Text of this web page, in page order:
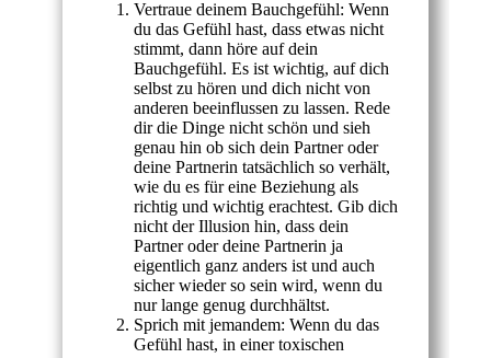
Vertraue deinem Bauchgefühl: Wenn
du das Gefühl hast, dass etwas nicht
stimmt, dann höre auf dein
Bauchgefühl. Es ist wichtig, auf dich
selbst zu hören und dich nicht von
anderen beeinflussen zu lassen. Rede
dir die Dinge nicht schön und sieh
genau hin ob sich dein Partner oder
deine Partnerin tatsächlich so verhält,
wie du es für eine Beziehung als
richtig und wichtig erachtest. Gib dich
nicht der Illusion hin, dass dein
Partner oder deine Partnerin ja
eigentlich ganz anders ist und auch
sicher wieder so sein wird, wenn du
nur lange genug durchhältst.
Sprich mit jemandem: Wenn du das
Gefühl hast, in einer toxischen